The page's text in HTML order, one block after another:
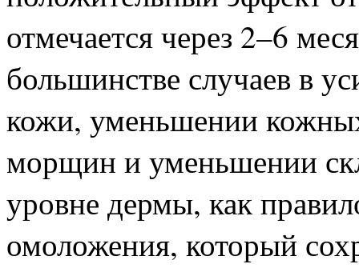
отмечается через 2–6
большинстве случаев в
кожи, уменьшении
морщин и уменьшении
уровне дермы, как
омоложения, который